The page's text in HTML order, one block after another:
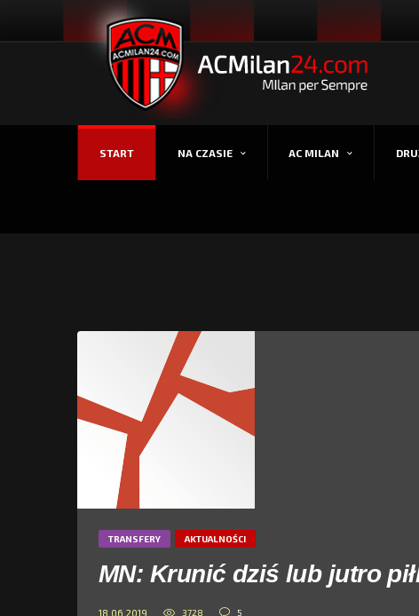
START NA CZASIE AC MILAN
TRANSFERY AKTUALNOŚCI
MN: Krunić dziś lub jutro
18.06.2019 3728 5